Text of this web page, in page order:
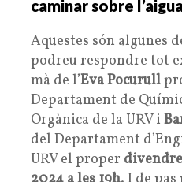
caminar sobre
Aquestes són algunes
podreu respondre tot
mà de l’Eva Pocurull
Departament de
Orgànica de la URV i
del Departament
URV el proper